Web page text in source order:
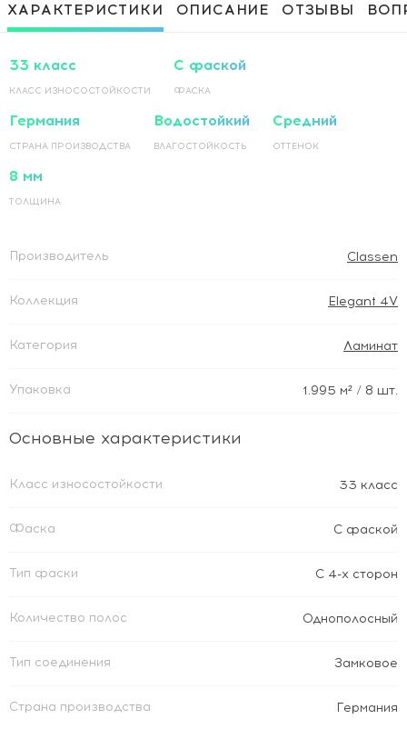
покрытия на основание по прямой
Приклеивание ламинированного
ХАРАКТЕРИСТИКИ ОПИСАНИЕ ОТЗЫВЫ
33 класс
КЛАСС ИЗНОСОСТОЙКОСТИ
С фаской
ФАСКА
Германия
СТРАНА ПРОИЗВОДСТВА
Водостойкий
ВЛАГОСТОЙКОСТЬ
Средний
ОТТЕНОК
8 мм
ТОЛЩИНА
Производитель Classen
Коллекция Elegant 4V
Категория Ламинат
Упаковка 1.995 м² / 8 шт.
Основные характеристики
Класс износостойкости 33 класс
Фаска С фаской
Тип фаски С 4-х сторон
Количество полос Однополосный
Тип соединения Замковое
Страна производства Германия